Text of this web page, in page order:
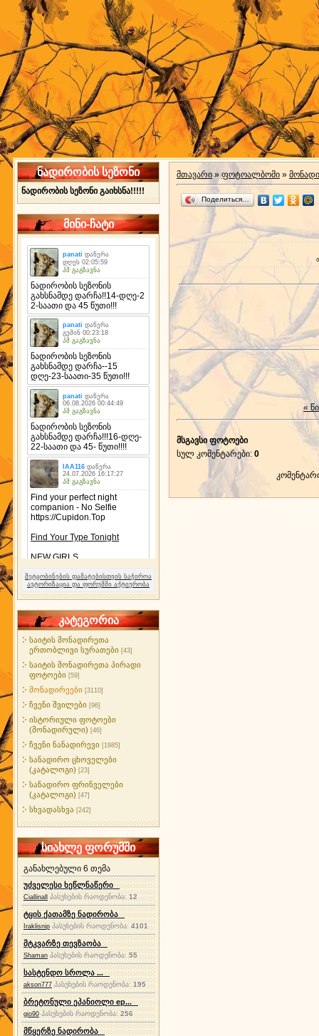
ნადირობის სეზონი
ნადირობის სეზონი გაიხსნა!!!!!
მინი-ჩატი
შეტყობინების დამატებისთვის საჭიროა
ავტორიზაცია და ფორუმში აქტიურობა
კატეგორია
საიტის მონადირეთა
ერთობლივი სურათები [43]
საიტის მონადირეთა პირადი
ფოტოები [59]
მონადირეები [3110]
ჩვენი შვილები [96]
ისტორიული ფოტოები
(მონადირული) [46]
ჩვენი ნანადირევი [1985]
სანადირო ცხოველები
(კატალოგი) [23]
სანადირო ფრინველები
(კატალოგი) [47]
სხვადასხვა [242]
სიახლე ფორუმში
განახლებული 6 თემა
უძველესი ხეწლნაწერი
Ciallinall პასუხების რაოდენობა:12
ტყის ქათამზე ნადირობა
Iraklisnip პასუხების რაოდენობა: 4101
მტკვარზე თევზაობა
Shaman პასუხების რაოდენობა:55
სასტენდო სროლა ...
akson777 პასუხების რაოდენობა:195
ბრეტონული ეპანიოლი ep...
gio90 პასუხების რაოდენობა:256
მწყერზე ნადირობა
მთავარი » ფოტოალბომი »
Поделиться…
«
მსგავსი ფოტოები
სულ კომენტარები: 0